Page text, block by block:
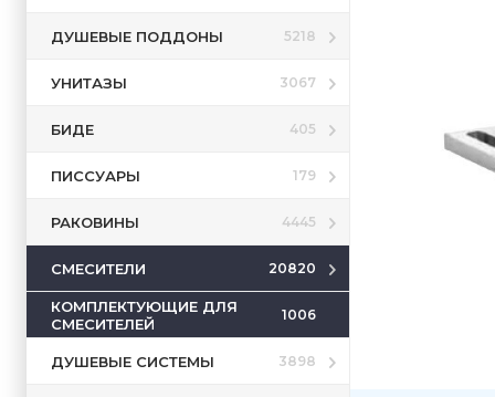
ДУШЕВЫЕ ПОДДОНЫ 5218
УНИТАЗЫ 3067
БИДЕ 405
ПИССУАРЫ 179
РАКОВИНЫ 4445
СМЕСИТЕЛИ 20820
КОМПЛЕКТУЮЩИЕ ДЛЯ
СМЕСИТЕЛЕЙ
1006
ДУШЕВЫЕ СИСТЕМЫ 3898